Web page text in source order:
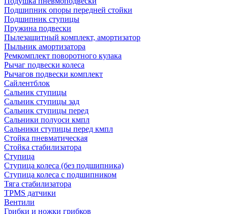
Подшипник опоры передней стойки
Подшипник ступицы
Пружина подвески
Пылезащитный комплект, амортизатор
Пыльник амортизатора
Ремкомплект поворотного кулака
Рычаг подвески колеса
Рычагов подвески комплект
Сайлентблок
Сальник ступицы
Сальник ступицы зад
Сальник ступицы перед
Сальники полуоси кмпл
Сальники ступицы перед кмпл
Стойка пневматическая
Стойка стабилизатора
Ступица
Ступица колеса (без подшипника)
Ступица колеса с подшипником
Тяга стабилизатора
TPMS датчики
Вентили
Грибки и ножки грибков